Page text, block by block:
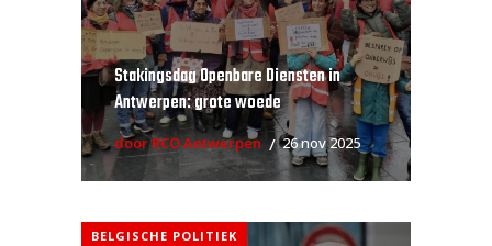
Stakingsdag Openbare Diensten in
Antwerpen: grote woede
door RCO Antwerpen 26 nov 2025
BELGISCHE POLITIEK